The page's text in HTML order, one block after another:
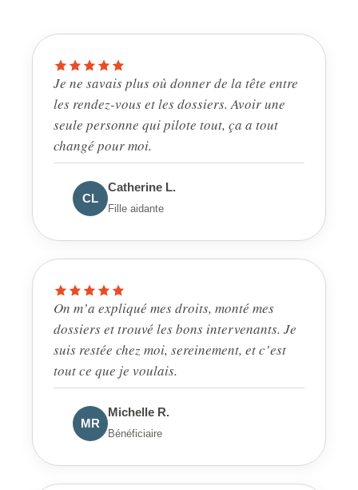
Je ne savais plus où donner de la tête entre
les rendez-vous et les dossiers. Avoir une
seule personne qui pilote tout, ça a tout
changé pour moi.
CL
Catherine L.
Fille aidante
On m’a expliqué mes droits, monté mes
dossiers et trouvé les bons intervenants. Je
suis restée chez moi, sereinement, et c’est
tout ce que je voulais.
MR
Michelle R.
Bénéficiaire